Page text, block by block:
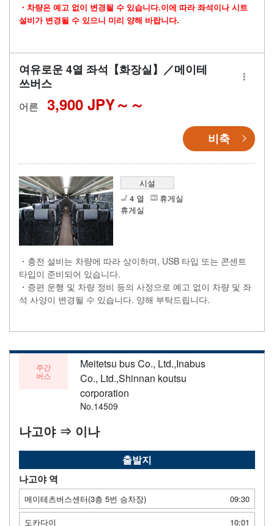
・차량은 예고 없이 변경될 수 있습니다.이에 따라 좌석이나 시트
설비가 변경될 수 있으니 미리 양해 바랍니다.
여유로운 4열 좌석【화장실】／메이테
쓰버스
어른 3,900 JPY～
비축
시설
4 열
휴게실
휴게실
・충전 설비는 차량에 따라 상이하며, USB 타입 또는 콘센트
타입이 준비되어 있습니다.
・증편 운행 및 차량 정비 등의 사정으로 예고 없이 차량 및 좌
석 사양이 변경될 수 있습니다. 양해 부탁드립니다.
주간
버스
Meitetsu bus Co., Ltd.,Inabus
Co., Ltd.,Shinnan koutsu
corporation
No.14509
나고야 ⇒ 이나
출발지
나고야 역
메이테츠버스센터(3층 5번 승차장)
09:30
도카다이
10:01